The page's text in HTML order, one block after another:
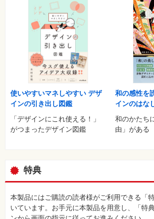
使いやすいマネしやすい デザ
インの引き出し図鑑
「デザインにこれ使える！」
がつまったデザイン図鑑
和の感性を
インのはな
和のかたち
由」がある
特典
本製品にはご購読の読者様がご利用できる「
いています。お手元に本製品を用意し、「特